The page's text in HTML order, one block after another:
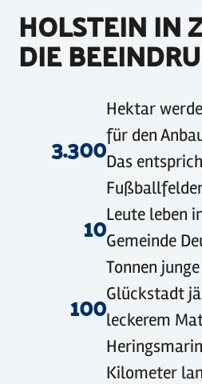
HOLSTEIN IN
DIE
3.300
Hektar
für den
Das
10Leute leben
Gemeinde
100
Tonnen
Glückstadt
leckerem
Kilometer